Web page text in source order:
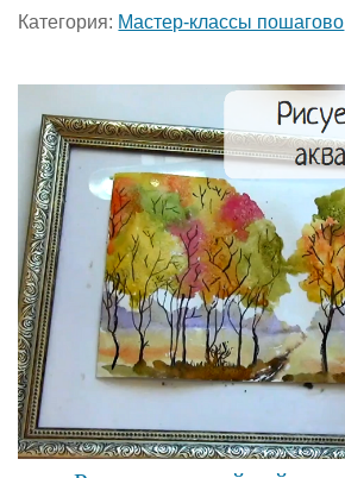
Категория: Мастер-классы пошагово